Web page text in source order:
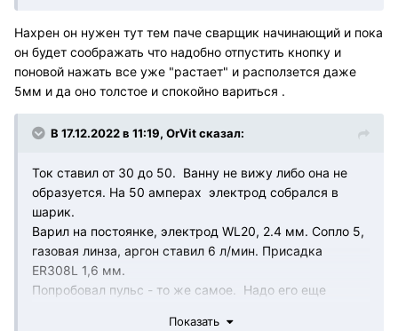
Нахрен он нужен тут тем паче сварщик начинающий и пока
он будет соображать что надобно отпустить кнопку и
поновой нажать все уже "растает" и расползется даже
5мм и да оно толстое и спокойно вариться .
В 17.12.2022 в 11:19, OrVitсказал:
Ток ставил от 30 до 50. Ванну не вижу либо она не
образуется. На 50 амперах электрод собрался в
шарик.
Варил на постоянке, электрод WL20, 2.4 мм. Сопло 5,
газовая линза, аргон ставил 6 л/мин. Присадка
ER308L 1,6 мм.
Попробовал пульс - то же самое. Надо его еще
Показать